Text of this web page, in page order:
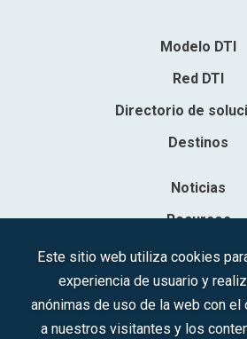
Modelo DTI
Red DTI
Directorio de
Destinos
Noticias
Recursos
Contacto
Sociedad Mercantil Estatal para la
Este sitio web utiliza cookies
experiencia de usuario y
anónimas de uso de la web con
a nuestros visitantes y los